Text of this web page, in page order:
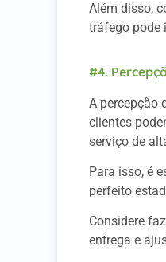
Além disso,
tráfego pode
#4.
A percepção
clientes
serviço de
Para isso, é
perfeito
Considere
entrega e